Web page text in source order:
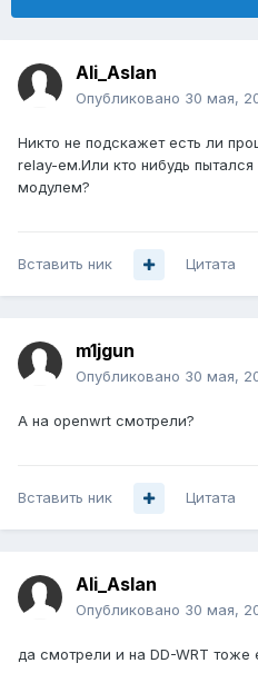
Ali_Aslan
Опубликовано 30 мая,
Никто не подскажет есть ли
relay-ем.Или кто нибудь
модулем?
Вставить ник Цитата
m1jgun
Опубликовано 30 мая,
А на openwrt смотрели?
Вставить ник Цитата
Ali_Aslan
Опубликовано 30 мая,
да смотрели и на DD-WRT тоже